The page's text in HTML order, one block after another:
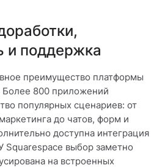
и поддержка
преимущество платформы
Более 800 приложений
популярных сценариев: от
до чатов, форм и
доступна интеграция
Squarespace выбор заметно
на встроенных